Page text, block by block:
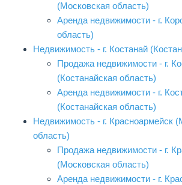
(Московская область)
Аренда недвижимости - г. Королев (Московская
область)
Недвижимость - г. Костанай
Продажа недвижимости - г. Костанай
(Костанайская область)
Аренда недвижимости - г. Костанай
(Костанайская область)
Недвижимость - г. Красноармейск (Московская
область)
Продажа недвижимости - г. Красноармейск
(Московская область)
Аренда недвижимости - г. Красноармейск